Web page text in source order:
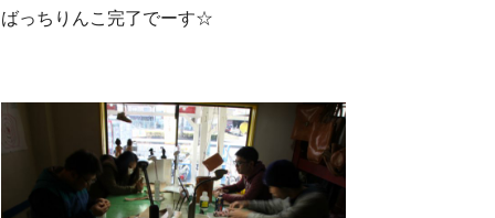
ばっちりんこ完了でーす☆